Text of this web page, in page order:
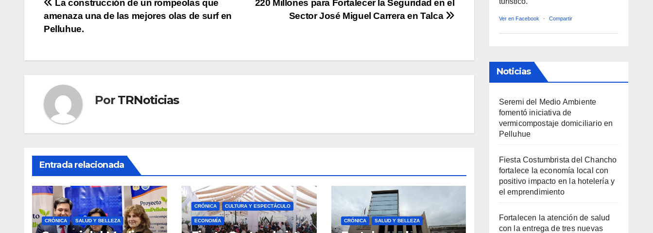
Navegación
de
220 Millones para Fortalecer la Seguridad en el
Sector José Miguel Carrera en Talca
La construcción de un rompeolas que
amenaza una de las mejores olas de surf en
Pelluhue.
Por TRNoticias
Entrada relacionada
CRÓNICA SALUD Y BELLEZA
CRÓNICA CULTURA Y ESPECTÁCULO
ECONOMÍA CRÓNICA SALUD Y BELLEZA
Ver en Facebook · Compartir
Noticias
Seremi del Medio Ambiente
fomentó iniciativa de
vermicompostaje domiciliario en
Pelluhue
Fiesta Costumbrista del Chancho
fortalece la economía local con
positivo impacto en la hotelería y
el emprendimiento
Fortalecen la atención de salud
con la entrega de tres nuevas